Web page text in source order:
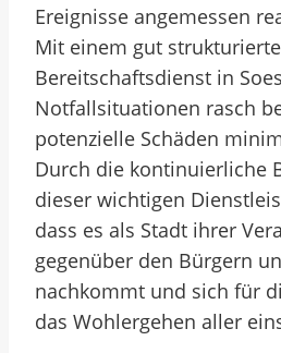
Ereignisse angemessen
Mit einem gut
Bereitschaftsdienst in
Notfallsituationen rasch
potenzielle Schäden
Durch die kontinuierliche
dieser wichtigen
dass es als Stadt ihrer
gegenüber den Bürgern
nachkommt und sich für
das Wohlergehen aller